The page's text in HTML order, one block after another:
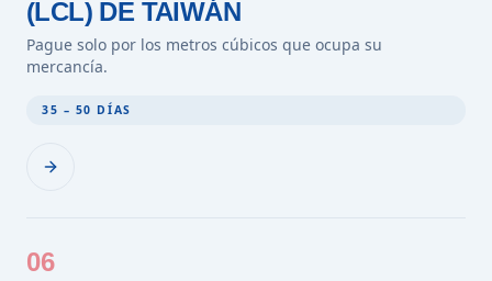
(LCL) DE TAIWÁN
Pague solo por los metros cúbicos que ocupa su
mercancía.
35 – 50 DÍAS
06